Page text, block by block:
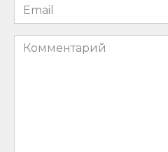
Email
*
Комментарий